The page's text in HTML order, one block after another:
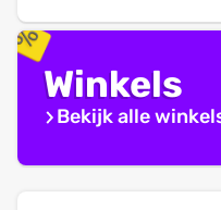
Winkels
Bekijk alle